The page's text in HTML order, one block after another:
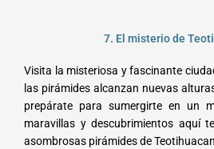
7. El misterio de
Visita la misteriosa y fascinante
las pirámides alcanzan nuevas
prepárate para sumergirte en un
maravillas y descubrimientos aquí
asombrosas pirámides de